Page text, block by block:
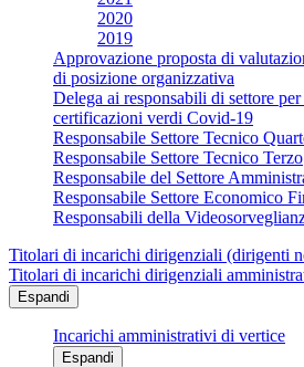
2020
2019
Approvazione proposta di
di posizione organizzativa
Delega ai responsabili di settore
certificazioni verdi Covid-19
Responsabile Settore Tecnico
Responsabile Settore Tecnico Terzo
Responsabile del Settore
Responsabile Settore Economico
Responsabili della
Titolari di incarichi dirigenziali (dirigenti
Titolari di incarichi dirigenziali
Espandi
Incarichi amministrativi di vertice
Espandi